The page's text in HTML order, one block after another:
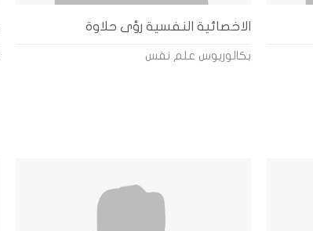
الاخصائية النفسية رؤى حلاوة
بكالوريوس علم نفس